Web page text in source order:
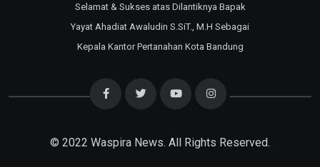
Selamat & Sukses atas Dilantiknya Bapak
Yayat Ahadiat Awaludin S.SiT., M.H Sebagai
Kepala Kantor Pertanahan Kota Bandung
© 2022 Waspira News. All Rights Reserved.